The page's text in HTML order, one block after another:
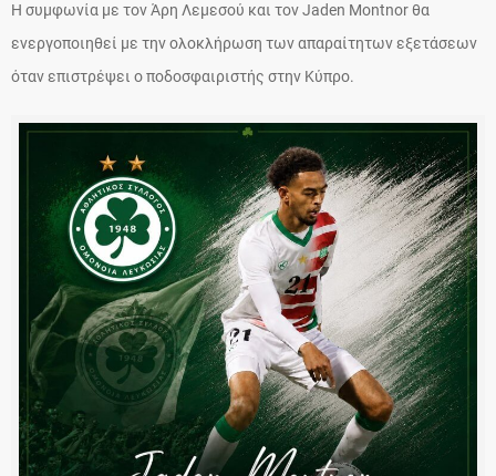
Η συμφωνία με τον Άρη Λεμεσού και τον Jaden Montnor θα
ενεργοποιηθεί με την ολοκλήρωση των απαραίτητων εξετάσεων
όταν επιστρέψει ο ποδοσφαιριστής στην Κύπρο.